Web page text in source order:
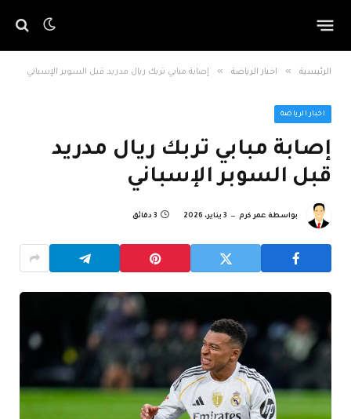
الرئيسية » اخبار الرياضة » إصابة مبابي تربك ريال مدريد قبل السوبر الإسباني
اخبار الرياضة
إصابة مبابي تربك ريال مدريد
قبل السوبر الإسباني
بواسطة عمر كرم 3 يناير، 2026 3 دقائق